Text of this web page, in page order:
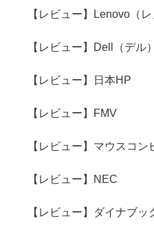
【レビュー】Lenovo（レ
【レビュー】Dell（デル）
【レビュー】日本HP
【レビュー】FMV
【レビュー】マウスコン
【レビュー】NEC
【レビュー】ダイナブッ